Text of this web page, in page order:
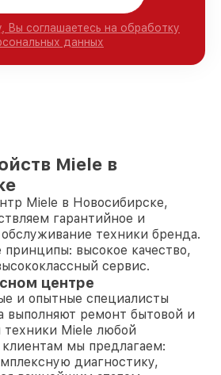
Вы соглашаетесь на обработку
данных
Miele в
Miele в Новосибирске,
гарантийное и
техники бренда.
высокое качество,
сервис.
центре
и опытные специалисты
выполняют ремонт бытовой и
техники Miele любой
мы предлагаем:
диагностику,